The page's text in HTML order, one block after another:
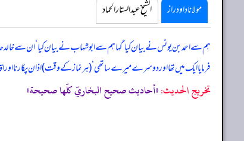
مولانا داود راز الشیخ عبدالستار الحماد
ہم سے احمد بن یونس نے بیان کیا ‘ کہا ہم سے ابوشہاب نے بیان کیا ‘ ان سے
فرمایا ایک میں تھا اور دوسرے میرے ساتھی ‘ (ہر نماز کے وقت) اذان پکارنا اور
تخریج الحدیث:«أحاديث صحيح البخاريّ كلّها صحيحة»